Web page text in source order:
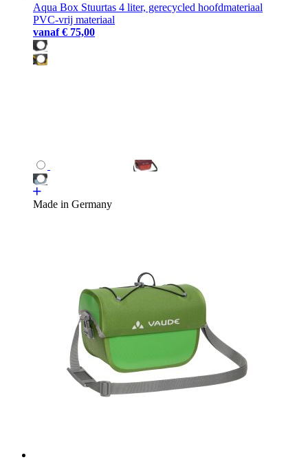
Aqua Box Stuurtas 4 liter, gerecycled hoofdmateriaal
PVC-vrij materiaal
vanaf € 75,00
Made in Germany